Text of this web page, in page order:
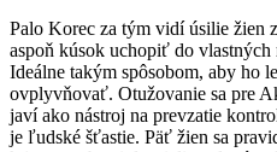
Palo Korec za tým vidí úsilie žien
aspoň kúsok uchopiť do
Ideálne takým spôsobom, aby ho
ovplyvňovať. Otužovanie sa pre
javí ako nástroj na prevzatie
je ľudské šťastie. Päť žien sa